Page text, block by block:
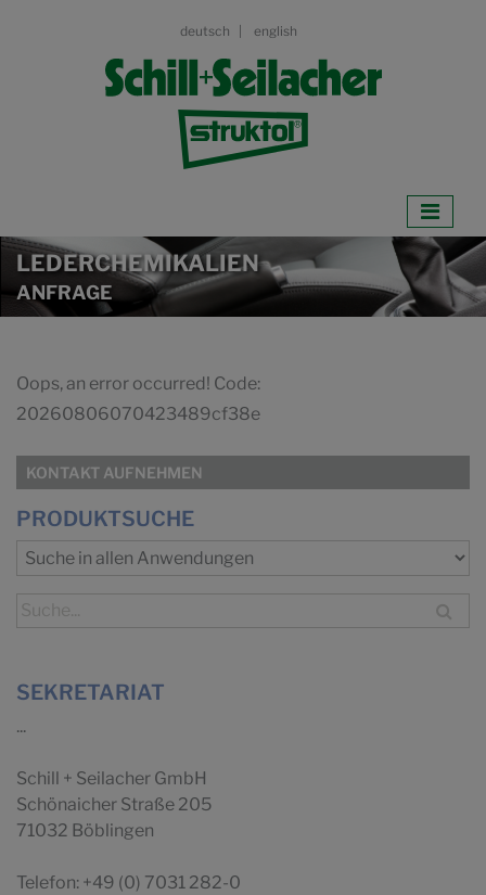
deutsch english
LEDERCHEMIKALIEN
ANFRAGE
Oops, an error occurred! Code:
20260806070423489cf38e
KONTAKT AUFNEHMEN
PRODUKTSUCHE
SEKRETARIAT
...
Schill + Seilacher GmbH
Schönaicher Straße 205
71032 Böblingen
Telefon: +49 (0) 7031 282-0